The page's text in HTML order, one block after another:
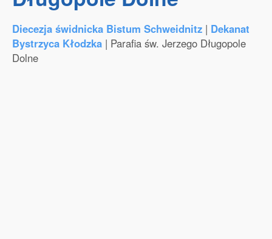
Diecezja świdnicka Bistum Schweidnitz | Dekanat
Bystrzyca Kłodzka | Parafia św. Jerzego Długopole
Dolne